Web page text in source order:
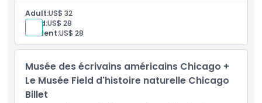
Comment s'y rendre
Comment échanger
Politique d'annulation
Adult:US$ 32
Child:US$ 28
Student:US$ 28
Musée des écrivains américains Chicago +
Le Musée Field d'histoire naturelle Chicago
Billet